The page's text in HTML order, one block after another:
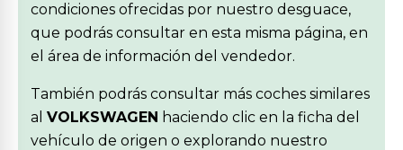
condiciones ofrecidas por nuestro desguace,
que podrás consultar en esta misma página, en
el área de información del vendedor.
También podrás consultar más coches similares
al VOLKSWAGEN haciendo clic en la ficha del
vehículo de origen o explorando nuestro